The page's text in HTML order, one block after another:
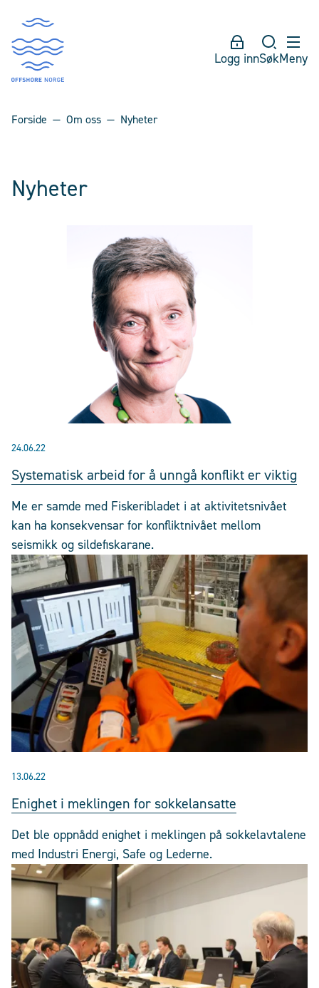
Logg innSøkMeny
Forside Om oss Nyheter
Nyheter
24.06.22
Systematisk arbeid for å unngå konflikt er viktig
Me er samde med Fiskeribladet i at aktivitetsnivået
kan ha konsekvensar for konfliktnivået mellom
seismikk og sildefiskarane.
13.06.22
Enighet i meklingen for sokkelansatte
Det ble oppnådd enighet i meklingen på sokkelavtalene
med Industri Energi, Safe og Lederne.